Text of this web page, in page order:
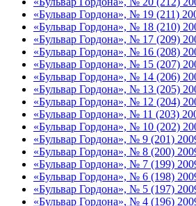
«Бульвар Гордона», № 19 (211)
«Бульвар Гордона», № 18 (210)
«Бульвар Гордона», № 17 (209)
«Бульвар Гордона», № 16 (208)
«Бульвар Гордона», № 15 (207)
«Бульвар Гордона», № 14 (206)
«Бульвар Гордона», № 13 (205)
«Бульвар Гордона», № 12 (204)
«Бульвар Гордона», № 11 (203)
«Бульвар Гордона», № 10 (202)
«Бульвар Гордона», № 9 (201)
«Бульвар Гордона», № 8 (200)
«Бульвар Гордона», № 7 (199)
«Бульвар Гордона», № 6 (198)
«Бульвар Гордона», № 5 (197)
«Бульвар Гордона», № 4 (196)